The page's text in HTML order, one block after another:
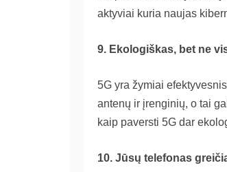
aktyviai kuria naujas
9. Ekologiškas, bet ne
5G yra žymiai
antenų ir įrenginių, o tai
kaip paversti 5G dar
10. Jūsų telefonas